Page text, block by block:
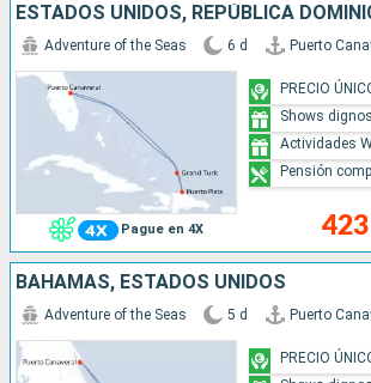
Pague en 4X
Adventure of the Seas 6 d Puerto
PRECIO
Shows
Actividades
Pensión
BAHAMAS, ESTADOS UNIDOS
Adventure of the Seas 5 d Puerto
PRECIO